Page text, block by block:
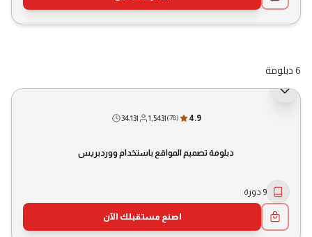
6 دبلومة
4.9
(78)
|
1,543
|
34:13
دبلومة تصميم المواقع باستخدام ووردبريس
9 دورة
اصنع مستقبلك الآن